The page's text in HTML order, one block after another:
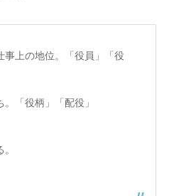
上の地位。「役員」「役
「役柄」「配役」